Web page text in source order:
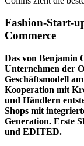
Fashion-Start-
Commerce
Das von Benjamin
Unternehmen der
Geschäftsmodell
Kooperation mit
und Händlern
Shops mit
Generation. Erste
und EDITED.